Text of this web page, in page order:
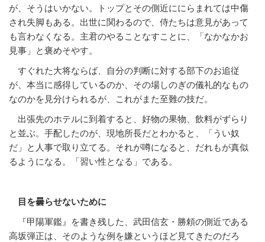
が、そうはいかない。トップとその側近ににらまれては中傷
され失脚もある。出世に関わるので、侍たちは意見があって
も言わなくなる。主君のやることなすことに、「なかなかお
見事」と褒めそやす。
すぐれた大将ならば、自分の判断に対する部下のお追従
が、本当に感得しているのか、その場しのぎの儀礼的なもの
なのかを見分けられるが、これがまた至難の技だ。
出張先のホテルに到着すると、好物の果物、飲料がずらり
と並ぶ。手配したのが、現地所長だとわかると、「うい奴
だ」と人事で取り立てる。それが噂になると、だれもが真似
るようになる。「習い性となる」である。
目を曇らせないために
『甲陽軍鑑』を書き残した、武田信玄・勝頼の側近である
高坂弾正は、そのような例を嫌というほど見てきたのだろ